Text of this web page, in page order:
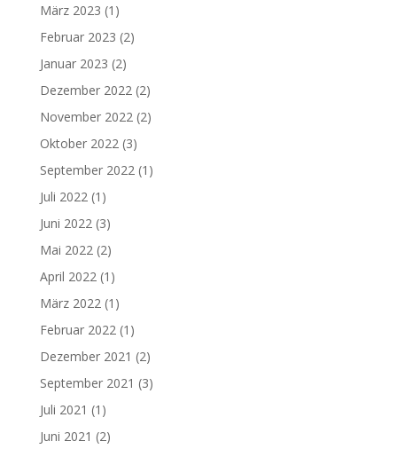
März 2023 (1)
Februar 2023 (2)
Januar 2023 (2)
Dezember 2022 (2)
November 2022 (2)
Oktober 2022 (3)
September 2022 (1)
Juli 2022 (1)
Juni 2022 (3)
Mai 2022 (2)
April 2022 (1)
März 2022 (1)
Februar 2022 (1)
Dezember 2021 (2)
September 2021 (3)
Juli 2021 (1)
Juni 2021 (2)